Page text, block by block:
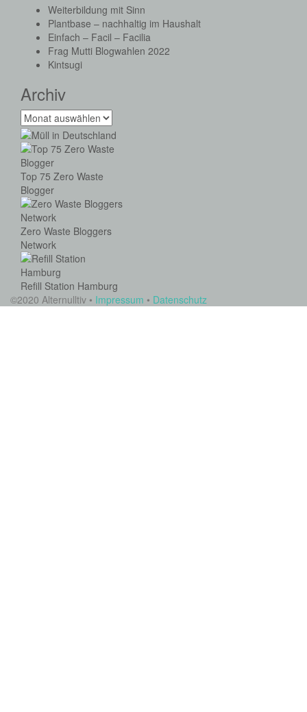
Weiterbildung mit Sinn
Plantbase – nachhaltig im Haushalt
Einfach – Facil – Facilia
Frag Mutti Blogwahlen 2022
Kintsugi
Archiv
Archiv
Top 75 Zero Waste
Blogger
Zero Waste Bloggers
Network
Refill Station Hamburg
©2020 Alternulltiv • Impressum • Datenschutz